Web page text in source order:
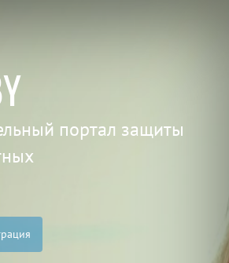
портал защиты